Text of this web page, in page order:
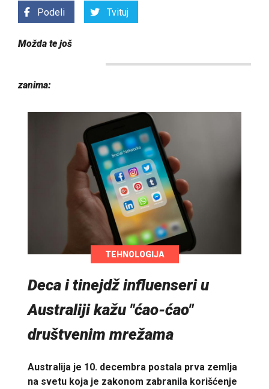
Podeli Tvituj
Možda te još
zanima:
TEHNOLOGIJA
Deca i tinejdž influenseri u
Australiji kažu "ćao-ćao"
društvenim mrežama
Australija je 10. decembra postala prva zemlja
na svetu koja je zakonom zabranila korišćenje